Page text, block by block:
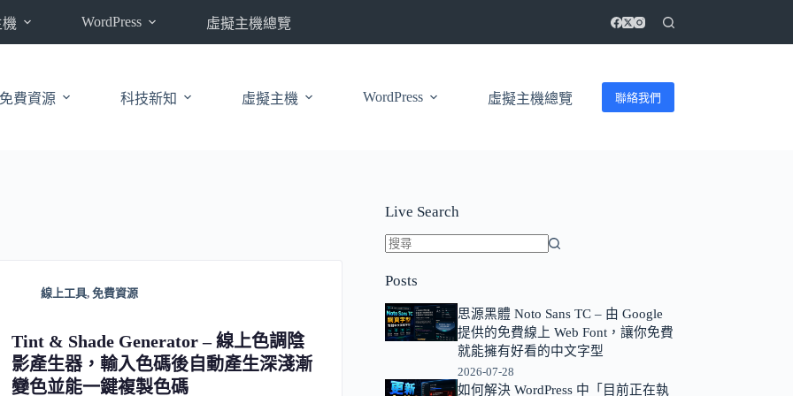
WordPress 虛擬主機總覽
免費資源 科技新知 虛擬主機 WordPress 虛擬主機總覽 聯絡我們
線上工具, 免費資源
Tint & Shade Generator – 線上色調陰
影產生器，輸入色碼後自動產生深淺漸
變色並能一鍵複製色碼
Live Search
不
到
符
件
Posts
思源黑體 Noto Sans TC – 由 Google
提供的免費線上 Web Font，讓你免費
就能擁有好看的中文字型
2026-07-28
如何解決 WordPress 中「目前正在執